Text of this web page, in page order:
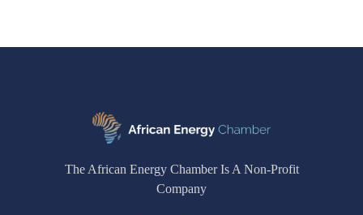
The African Energy Chamber Is A Non-Profit
Company